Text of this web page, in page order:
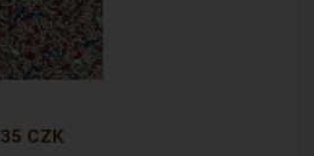
35 CZK